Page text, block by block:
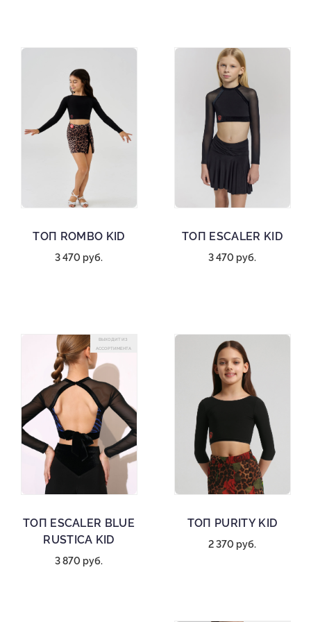
ТОП ROMBO KID
3 470 руб.
ТОП ESCALER KID
3 470 руб.
ВЫХОДИТ ИЗ
АССОРТИМЕНТА
ТОП ESCALER BLUE
RUSTICA KID
3 870 руб.
ТОП PURITY KID
2 370 руб.